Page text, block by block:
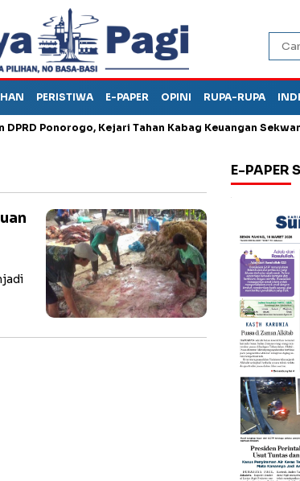
PERISTIWA E-PAPER OPINI RUPA-RUPA
Ponorogo, Kejari Tahan Kabag Keuangan Sekwan
E-PAPER